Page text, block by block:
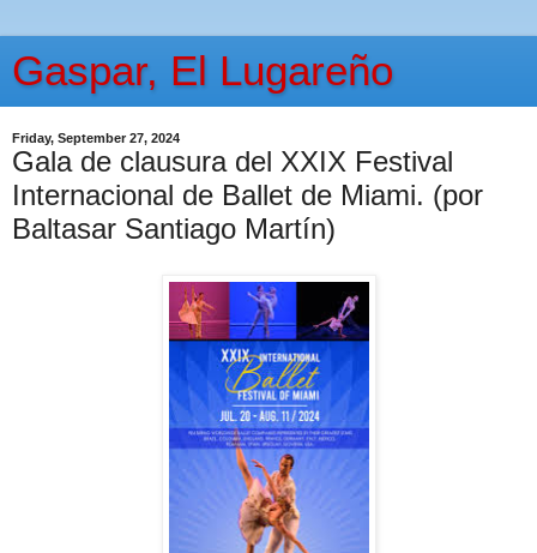
Gaspar, El Lugareño
Friday, September 27, 2024
Gala de clausura del XXIX Festival
Internacional de Ballet de Miami. (por
Baltasar Santiago Martín)